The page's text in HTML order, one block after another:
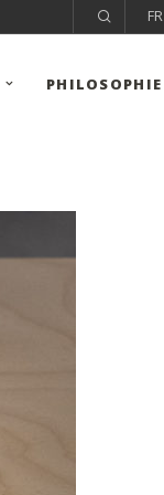
FR
PHILOSOPHIE